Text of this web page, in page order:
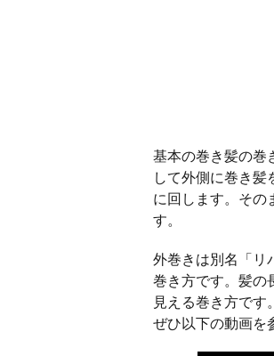
基本の巻き髪の巻
して外側に巻き
に回します。その
す。
外巻きは別名「リ
巻き方です。髪の
見える巻き方です
ぜひ以下の動画を